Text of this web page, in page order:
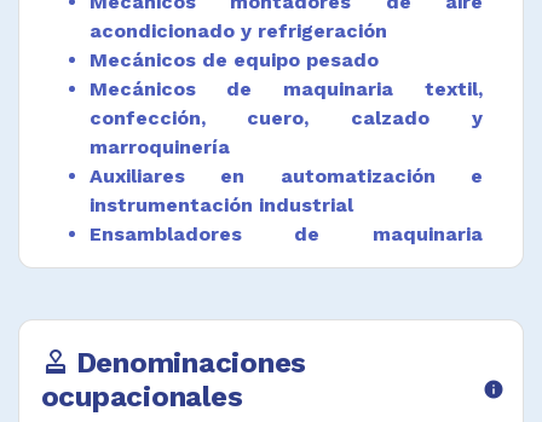
o mecánicas y equipo de soldadura.
Operar mecanismos de elevación y otros
aparatos para posicionar máquinas y partes,
durante la instalación, montaje y reparación
de maquinaria.
Operar máquinas y herramientas como tornos
y fresadoras para fabricar o reparar partes
requeridas durante el acondicionamiento,
mantenimiento o montaje de la maquinaria.
piñones y empaques de los equipos.
Lubricar trasmisiones, cajas reductoras,
módulos de cribas, rodamientos, ejes,
cadenas de trasmisión, piñones y
acondicionado y refrigeración
Mecánicos de equipo pesado
Mecánicos de maquinaria textil,
confección, cuero, calzado y
marroquinería
Auxiliares en automatización e
instrumentación industrial
Ensambladores de maquinaria
mecánica
approval Denominaciones
ocupacionales
info